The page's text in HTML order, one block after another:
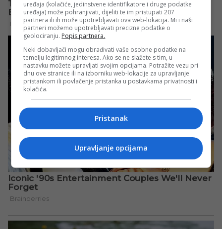
uređaja (kolačiće, jedinstvene identifikatore i druge podatke
uređaja) može pohranjivati, dijeliti te im pristupati 207
partnera ili ih može upotrebljavati ova web-lokacija. Mi i naši
partneri možemo upotrebljavati precizne podatke o
geolociranju. Popis partnera.
Neki dobavljači mogu obrađivati vaše osobne podatke na
temelju legitimnog interesa. Ako se ne slažete s tim, u
nastavku možete upravljati svojim opcijama. Potražite vezu pri
dnu ove stranice ili na izborniku web-lokacije za upravljanje
pristankom ili povlačenje pristanka u postavkama privatnosti i
kolačića.
Pristanak
Upravljanje opcijama